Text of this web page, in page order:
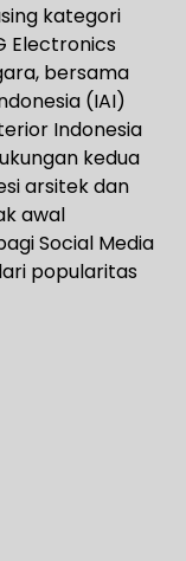
kategori
Electronics
bersama
(IAI)
Indonesia
kedua
arsitek dan
awal
Social Media
popularitas